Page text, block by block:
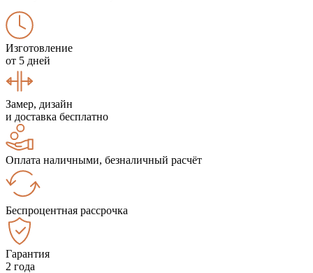
Изготовление
от 5 дней
Замер, дизайн
и доставка бесплатно
Оплата наличными, безналичный расчёт
Беспроцентная рассрочка
Гарантия
2 года